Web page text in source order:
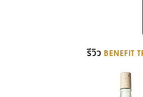
รีวิว BENEFIT